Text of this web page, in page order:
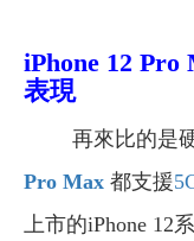
iPhone 12 Pro
表現
再來比的是
Pro Max 都支援
上市的iPhone 12